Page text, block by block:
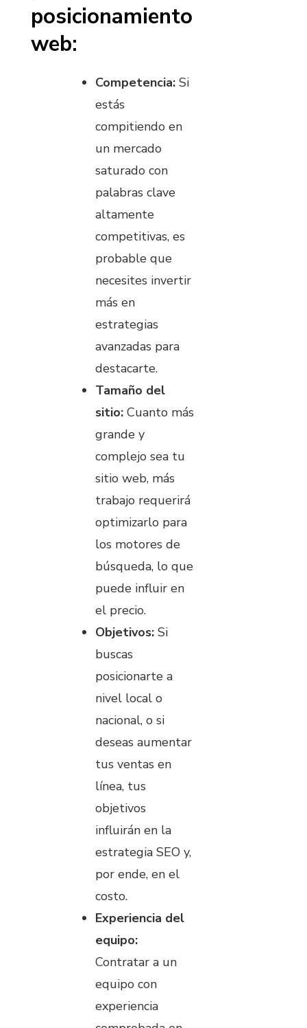
posicionamiento
web:
Competencia: Si
estás
compitiendo en
un mercado
saturado con
palabras clave
altamente
competitivas, es
probable que
necesites invertir
más en
estrategias
avanzadas para
destacarte.
Tamaño del
sitio: Cuanto más
grande y
complejo sea tu
sitio web, más
trabajo requerirá
optimizarlo para
los motores de
búsqueda, lo que
puede influir en
el precio.
Objetivos: Si
buscas
posicionarte a
nivel local o
nacional, o si
deseas aumentar
tus ventas en
línea, tus
objetivos
influirán en la
estrategia SEO y,
por ende, en el
costo.
Experiencia del
equipo:
Contratar a un
equipo con
experiencia